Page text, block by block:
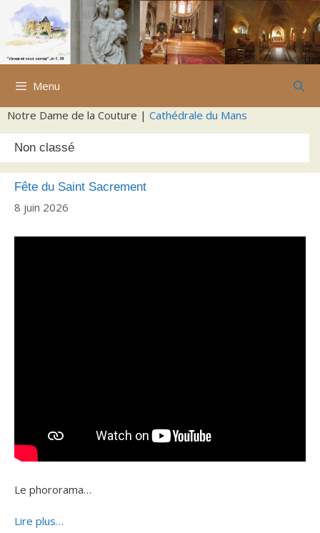
Aller
contenu
Menu
Notre Dame de la Couture | Cathédrale du Mans
Non classé
Fête du Saint Sacrement
8 juin 2026
Le phororama…
Lire plus…